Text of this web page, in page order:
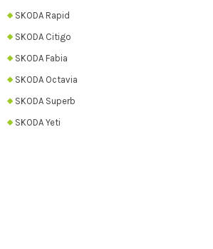
SKODA Rapid
SKODA Citigo
SKODA Fabia
SKODA Octavia
SKODA Superb
SKODA Yeti